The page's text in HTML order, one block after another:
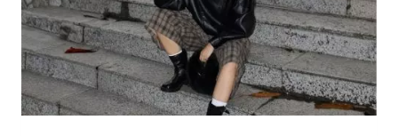
E
10
FRASES
PARA
COMPARTILHAR
EM